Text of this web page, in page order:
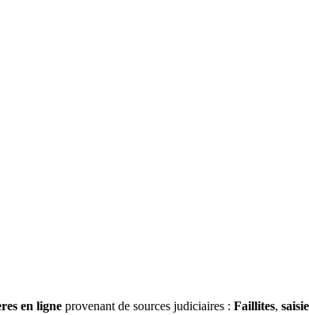
en ligne provenant de sources judiciaires : Faillites,